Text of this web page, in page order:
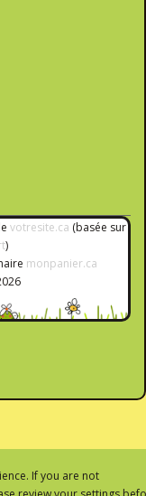
votresite.ca (basée sur
)
monpanier.ca
If you are not